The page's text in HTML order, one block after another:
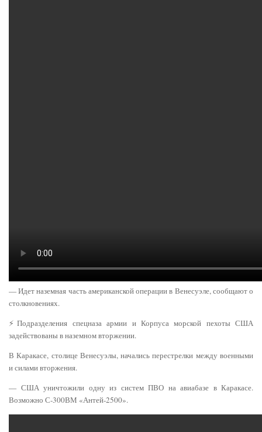
— Идет наземная часть американской операции в Венесуэле, сообщают о
столкновениях.
⚡️Подразделения спецназа армии и Корпуса морской пехоты США
задействованы в наземном вторжении.
В Каракасе, столице Венесуэлы, начались перестрелки между военными
и силами вторжения.
— США уничтожили одну из систем ПВО на авиабазе в Каракасе.
Возможно С-300ВМ «Антей-2500».